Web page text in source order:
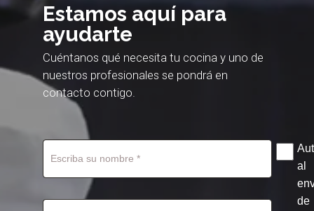
Estamos aquí para
ayudarte
Cuéntanos qué necesita tu cocina y uno de
nuestros profesionales se pondrá en
contacto contigo.
al
de